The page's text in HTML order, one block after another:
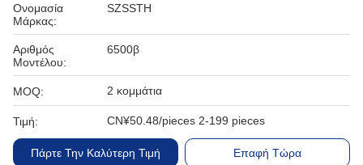
Ονομασία
Μάρκας:
SZSSTH
Αριθμός
Μοντέλου:
6500β
MOQ: 2 κομμάτια
Τιμή: CN¥50.48/pieces 2-199 pieces
Πάρτε Την Καλύτερη Τιμή Επαφή Τώρα